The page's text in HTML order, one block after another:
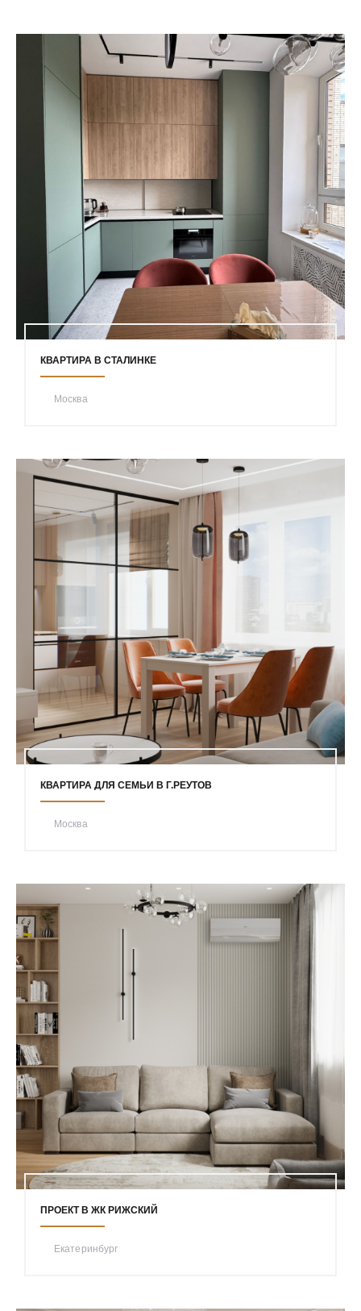
КВАРТИРА В СТАЛИНКЕ
Москва
КВАРТИРА ДЛЯ СЕМЬИ В Г.РЕУТОВ
Москва
ПРОЕКТ В ЖК РИЖСКИЙ
Екатеринбург